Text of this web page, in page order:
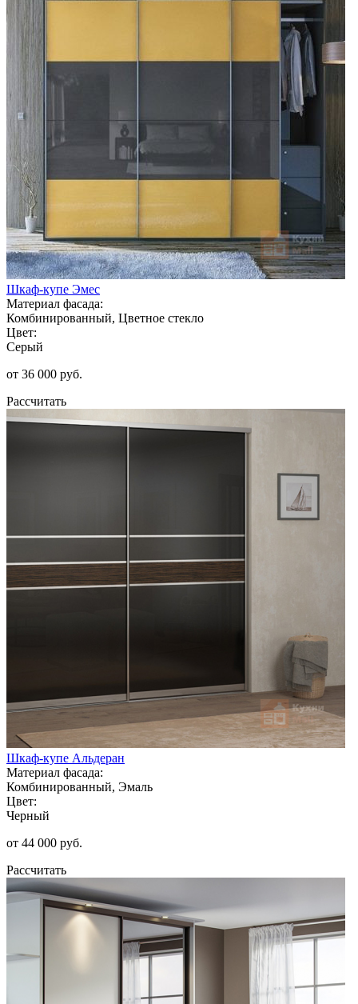
Шкаф-купе Эмес
Материал фасада:
Комбинированный, Цветное стекло
Цвет:
Серый
от 36 000 руб.
Рассчитать
Шкаф-купе Альдеран
Материал фасада:
Комбинированный, Эмаль
Цвет:
Черный
от 44 000 руб.
Рассчитать